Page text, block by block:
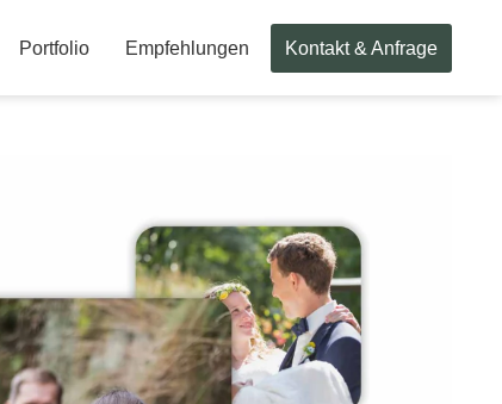
Portfolio Empfehlungen Kontakt & Anfrage